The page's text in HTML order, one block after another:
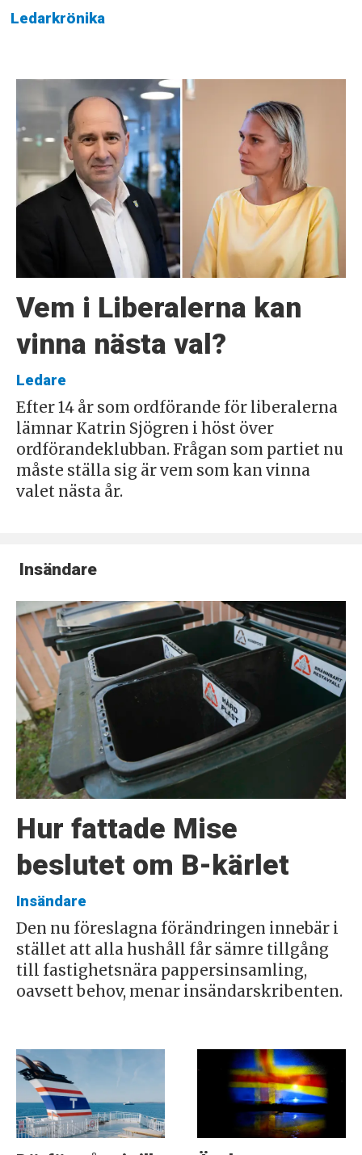
Ledarkrönika
Vem i Liberalerna kan
vinna nästa val?
Ledare
Efter 14 år som ordförande för liberalerna
lämnar Katrin Sjögren i höst över
ordförandeklubban. Frågan som partiet nu
måste ställa sig är vem som kan vinna
valet nästa år.
Insändare
Hur fattade Mise
beslutet om B-kärlet
Insändare
Den nu föreslagna förändringen innebär i
stället att alla hushåll får sämre tillgång
till fastighetsnära pappersinsamling,
oavsett behov, menar insändarskribenten.